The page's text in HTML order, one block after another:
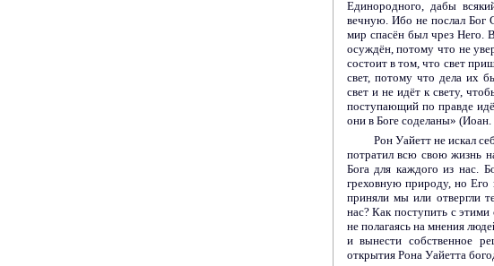
Единородного, дабы
вечную. Ибо не послал Бог
мир спасён был чрез Него.
осуждён, потому что не
состоит в том, что свет
свет, потому что дела их
свет и не идёт к свету,
поступающий по правде
они в Боге соделаны» (Иоан.
Рон Уайетт не искал
потратил всю свою жизнь
Бога для каждого из нас.
греховную природу, но Его
приняли мы или отвергли
нас? Как поступить с
не полагаясь на мнения
и вынести собственное
открытия Рона Уайетта